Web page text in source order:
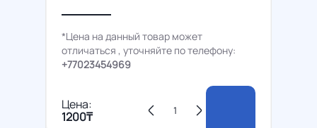
*Цена на данный товар может
отличаться , уточняйте по телефону:
+77023454969
Цена:
1200₸